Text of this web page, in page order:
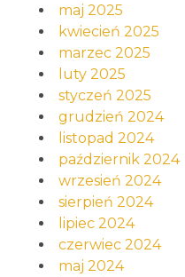
maj 2025
kwiecień 2025
marzec 2025
luty 2025
styczeń 2025
grudzień 2024
listopad 2024
październik 2024
wrzesień 2024
sierpień 2024
lipiec 2024
czerwiec 2024
maj 2024